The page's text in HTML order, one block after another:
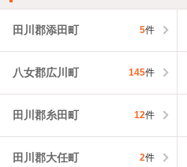
田川郡添田町 5件
八女郡広川町 145件
田川郡糸田町 12件
田川郡大任町 2件